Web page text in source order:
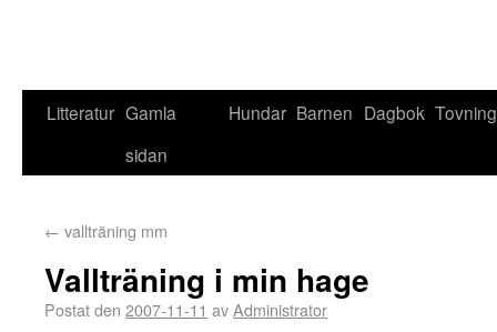
Litteratur Gamla
sidan
Hundar Barnen Dagbok Tovning
← vallträning mm
Vallträning i min hage
Postat den 2007-11-11 avAdministrator